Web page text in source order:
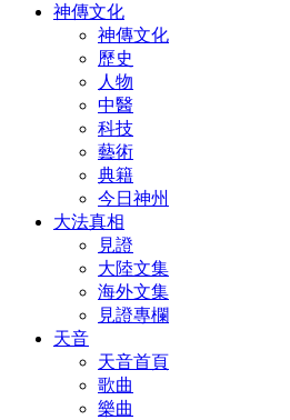
神傳文化
神傳文化
歷史
人物
中醫
科技
藝術
典籍
今日神州
大法真相
見證
大陸文集
海外文集
見證專欄
天音
天音首頁
歌曲
樂曲